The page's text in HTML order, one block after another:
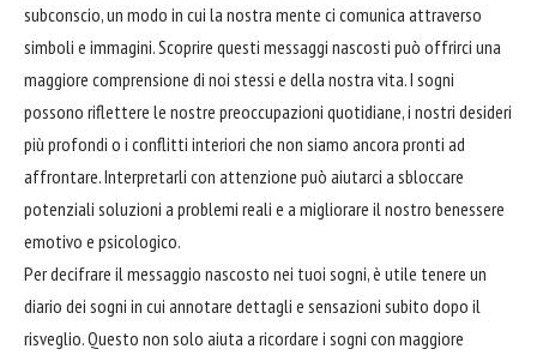
subconscio, un modo in cui la nostra mente ci comunica attraverso
simboli e immagini. Scoprire questi messaggi nascosti può offrirci una
maggiore comprensione di noi stessi e della nostra vita. I sogni
possono riflettere le nostre preoccupazioni quotidiane, i nostri desideri
più profondi o i conflitti interiori che non siamo ancora pronti ad
affrontare. Interpretarli con attenzione può aiutarci a sbloccare
potenziali soluzioni a problemi reali e a migliorare il nostro benessere
emotivo e psicologico.
Per decifrare il messaggio nascosto nei tuoi sogni, è utile tenere un
diario dei sogni in cui annotare dettagli e sensazioni subito dopo il
risveglio. Questo non solo aiuta a ricordare i sogni con maggiore